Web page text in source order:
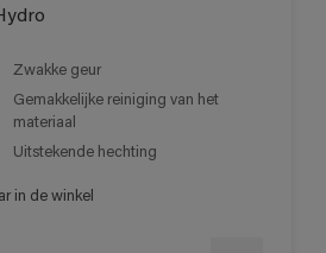
Zwakke geur
Gemakkelijke reiniging van het
materiaal
Uitstekende hechting
in de winkel